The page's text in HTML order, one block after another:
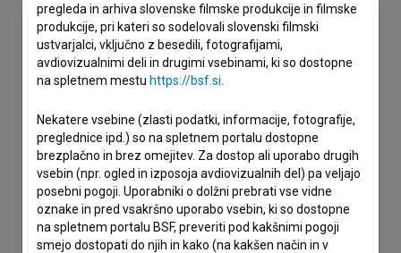
pregleda in arhiva slovenske filmske produkcije in filmske
produkcije, pri kateri so sodelovali slovenski filmski
ustvarjalci, vključno z besedili, fotografijami,
avdiovizualnimi deli in drugimi vsebinami, ki so dostopne
na spletnem mestu https://bsf.si
Nekatere vsebine (zlasti podatki, informacije, fotografije,
preglednice ipd.) so na spletnem portalu dostopne
brezplačno in brez omejitev. Za dostop ali uporabo drugih
vsebin (npr. ogled in izposoja avdiovizualnih del) pa veljajo
posebni pogoji. Uporabniki o dolžni prebrati vse vidne
oznake in pred vsakršno uporabo vsebin, ki so dostopne
na spletnem portalu BSF, preveriti pod kakšnimi pogoji
smejo dostopati do njih in kako (na kakšen način in v